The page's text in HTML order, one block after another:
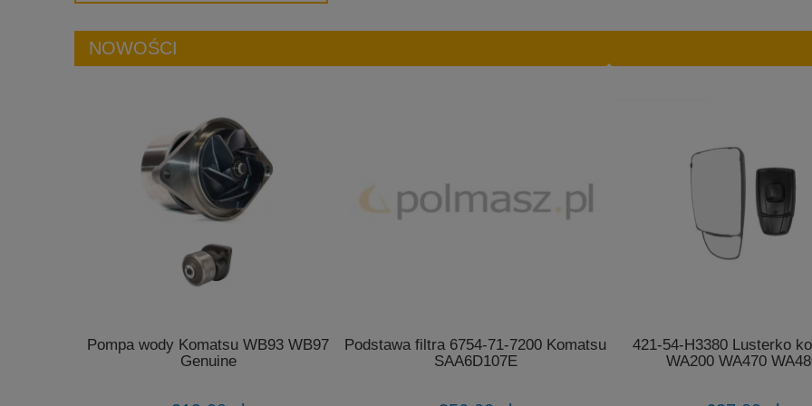
NOWOŚCI
Pompa wody Komatsu WB93 WB97
Genuine
Podstawa filtra 6754-71-7200 Komatsu
SAA6D107E
421-54-H3380 Lusterko
WA200 WA470